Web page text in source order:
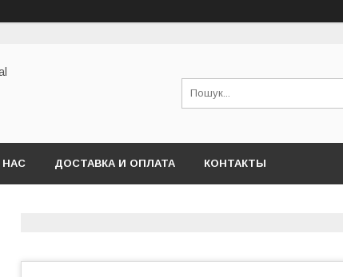
НАС ДОСТАВКА И ОПЛАТА КОНТАКТЫ